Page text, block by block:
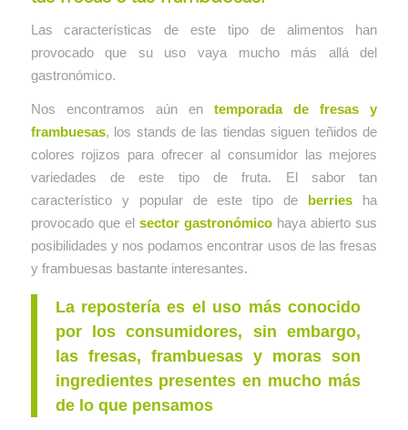
Las características de este tipo de alimentos han
provocado que su uso vaya mucho más allá del
gastronómico.
Nos encontramos aún entemporada de fresas y
frambuesas, los stands de las tiendas siguen teñidos de
colores rojizos para ofrecer al consumidor las mejores
variedades de este tipo de fruta. El sabor tan
característico y popular de este tipo de berries ha
provocado que el sector gastronómico haya abierto sus
posibilidades y nos podamos encontrar usos de las fresas
y frambuesas bastante interesantes.
La repostería es el uso más conocido
por los consumidores, sin embargo,
las fresas, frambuesas y moras son
ingredientes presentes en mucho más
de lo que pensamos